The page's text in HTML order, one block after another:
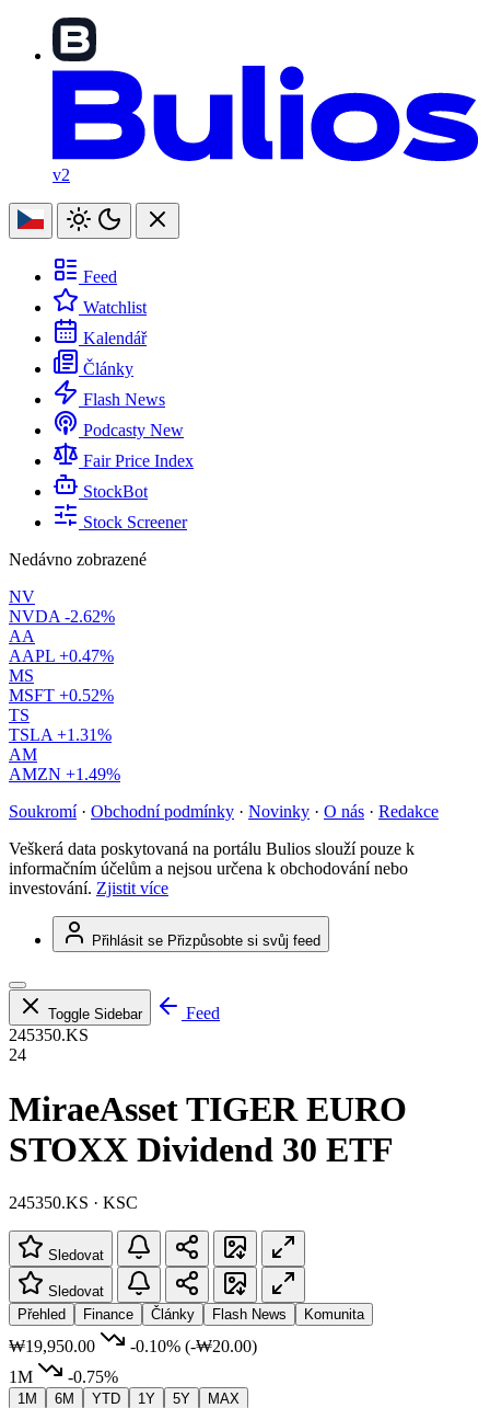
v2
Feed
Watchlist
Kalendář
Články
Flash News
Podcasty New
Fair Price Index
StockBot
Stock Screener
Nedávno zobrazené
NV
NVDA -2.62%
AA
AAPL +0.47%
MS
MSFT +0.52%
TS
TSLA +1.31%
AM
AMZN +1.49%
Soukromí · Obchodní podmínky · Novinky · O nás · Redakce
Veškerá data poskytovaná na portálu Bulios slouží pouze k
informačním účelům a nejsou určena k obchodování nebo
investování. Zjistit více
Přihlásit se Přizpůsobte si svůj feed
Toggle Sidebar
Feed
245350.KS
24
MiraeAsset TIGER EURO
STOXX Dividend 30 ETF
245350.KS · KSC
Sledovat
Sledovat
Přehled
Finance Články Flash News Komunita
₩19,950.00 -0.10% (-₩20.00)
1M
-0.75%
1M 6M YTD 1Y 5Y MAX